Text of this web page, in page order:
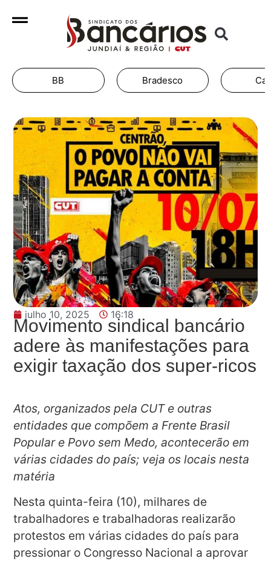
Bradesco Caixa
julho 10, 2025 16:18
Movimento sindical bancário
adere às manifestações para
exigir taxação dos super-ricos
Atos, organizados pela CUT e outras
entidades que compõem a Frente Brasil
Popular e Povo sem Medo, acontecerão em
várias cidades do país; veja os locais nesta
matéria
Nesta quinta-feira (10), milhares de
trabalhadores e trabalhadoras realizarão
protestos em várias cidades do país para
pressionar o Congresso Nacional a aprovar